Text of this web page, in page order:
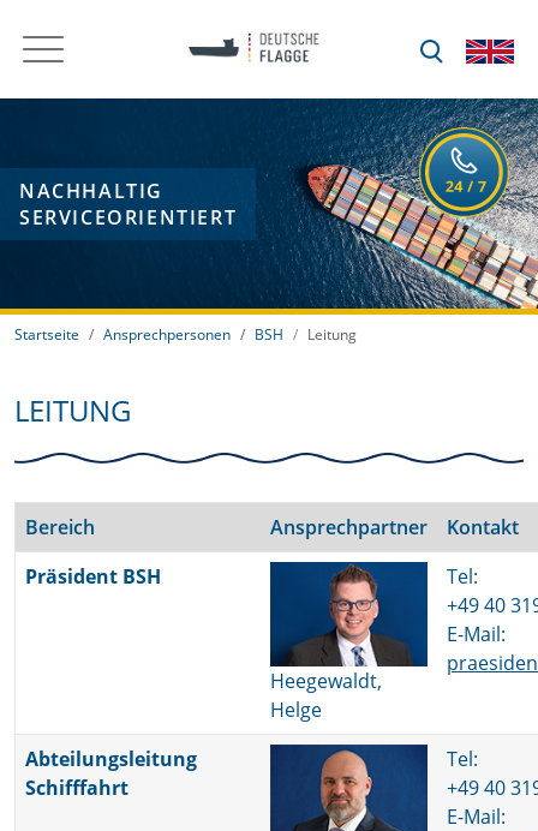
NACHHALTIG
SERVICEORIENTIERT
Startseite Ansprechpersonen BSH Leitung
LEITUNG
Bereich Ansprechpartner
Kontakt
Präsident BSH
Heegewaldt,
Helge
Tel:
+49 40
E-Mail:
Abteilungsleitung
Schifffahrt
Tel:
+49 40
E-Mail: